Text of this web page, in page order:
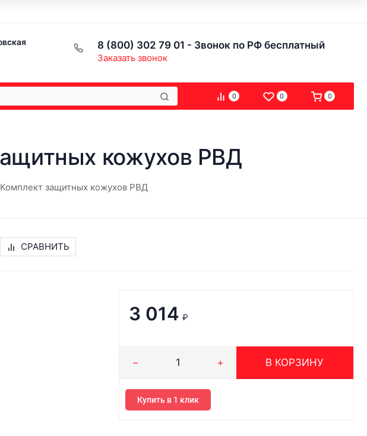
8 (800) 302 79 01 - Звонок по РФ бесплатный
Заказать звонок
0 0 0
кожухов РВД
Комплект защитных кожухов РВД
СРАВНИТЬ
3 014 ₽
В КОРЗИНУ
Купить в 1 клик